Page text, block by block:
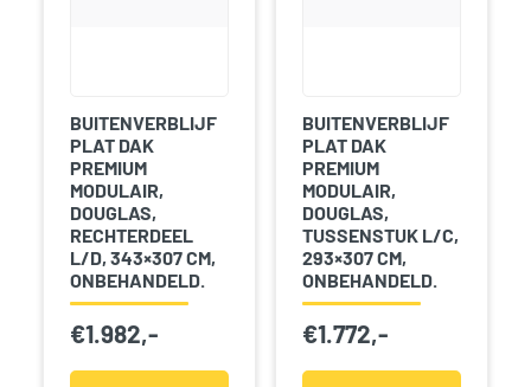
BUITENVERBLIJF
PLAT DAK
PREMIUM
MODULAIR,
DOUGLAS,
RECHTERDEEL
L/D, 343×307 CM,
ONBEHANDELD.
€1.982,-
BUITENVERBLIJF
PLAT DAK
PREMIUM
MODULAIR,
DOUGLAS,
TUSSENSTUK L/C,
293×307 CM,
ONBEHANDELD.
€1.772,-